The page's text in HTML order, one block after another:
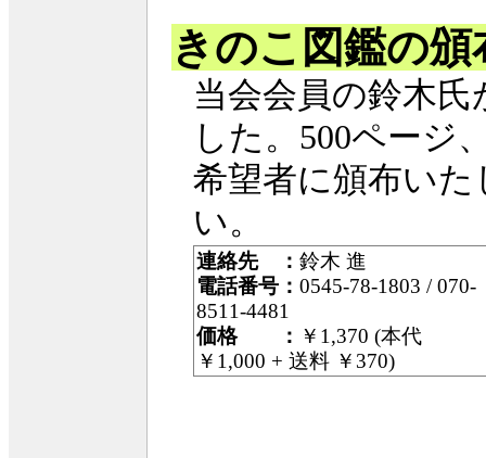
きのこ図鑑の
当会会員の鈴木
した。500ページ
希望者に頒布い
い。
連絡先 ： 鈴木 進
電話番号： 0545-78-1803 / 070-
8511-4481
価格 ： ￥1,370 (本代
￥1,000 + 送料 ￥370)